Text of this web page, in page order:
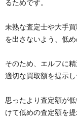
るためです。
未熟な査定士や大手
を出さないよう、低
そのため、エルフに
適切な買取額を提示し
思ったより査定額が
けて低めの査定額を